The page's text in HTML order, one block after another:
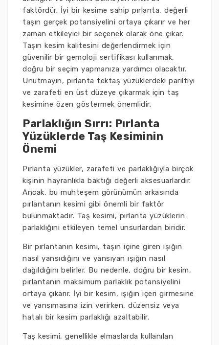
faktördür. İyi bir kesime sahip pırlanta, değerli
taşın gerçek potansiyelini ortaya çıkarır ve her
zaman etkileyici bir seçenek olarak öne çıkar.
Taşın kesim kalitesini değerlendirmek için
güvenilir bir gemoloji sertifikası kullanmak,
doğru bir seçim yapmanıza yardımcı olacaktır.
Unutmayın, pırlanta tektaş yüzüklerdeki parıltıyı
ve zarafeti en üst düzeye çıkarmak için taş
kesimine özen göstermek önemlidir.
Parlaklığın Sırrı: Pırlanta
Yüzüklerde Taş Kesiminin
Önemi
Pırlanta yüzükler, zarafeti ve parlaklığıyla birçok
kişinin hayranlıkla baktığı değerli aksesuarlardır.
Ancak, bu muhteşem görünümün arkasında
pırlantanın kesimi gibi önemli bir faktör
bulunmaktadır. Taş kesimi, pırlanta yüzüklerin
parlaklığını etkileyen temel unsurlardan biridir.
Bir pırlantanın kesimi, taşın içine giren ışığın
nasıl yansıdığını ve yansıyan ışığın nasıl
dağıldığını belirler. Bu nedenle, doğru bir kesim,
pırlantanın maksimum parlaklık potansiyelini
ortaya çıkarır. İyi bir kesim, ışığın içeri girmesine
ve yansımasına izin verirken, düzensiz veya
hatalı bir kesim parlaklığı azaltabilir.
Taş kesimi, genellikle elmaslarda kullanılan